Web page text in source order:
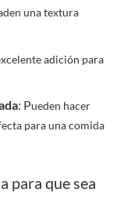
una textura
adición para
: Pueden hacer
para una comida
para que sea